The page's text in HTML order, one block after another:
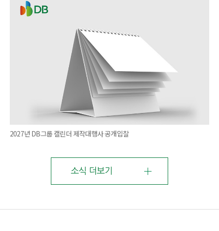
2027년 DB그룹 캘린더 제작대행사 공개입찰
소식 더보기